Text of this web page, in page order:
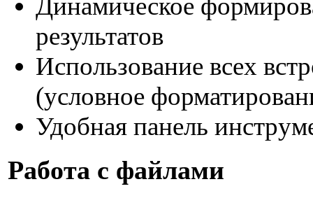
Динамическое
результатов
Использование всех
(условное
Удобная панель
Работа с файлами